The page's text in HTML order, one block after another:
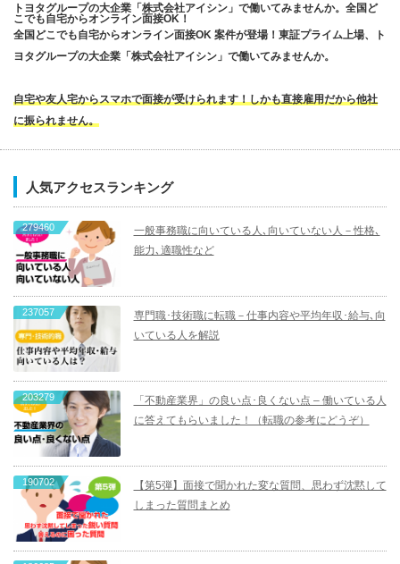
トヨタグループの大企業「株式会社アイシン」で働いてみませんか。全国ど
こでも自宅からオンライン面接OK！
全国どこでも自宅からオンライン面接OK 案件が登場！東証プライム上場、ト
ヨタグループの大企業「株式会社アイシン」で働いてみませんか。
自宅や友人宅からスマホで面接が受けられます！しかも直接雇用だから他社
に振られません。
人気アクセスランキング
279460
一般事務職に向いている人､向いていない人－性格､
能力､適職性など
237057
専門職･技術職に転職－仕事内容や平均年収･給与､向
いている人を解説
203279
「不動産業界」の良い点･良くない点 – 働いている人
に答えてもらいました！（転職の参考にどうぞ）
190702
【第5弾】面接で聞かれた変な質問、思わず沈黙して
しまった質問まとめ